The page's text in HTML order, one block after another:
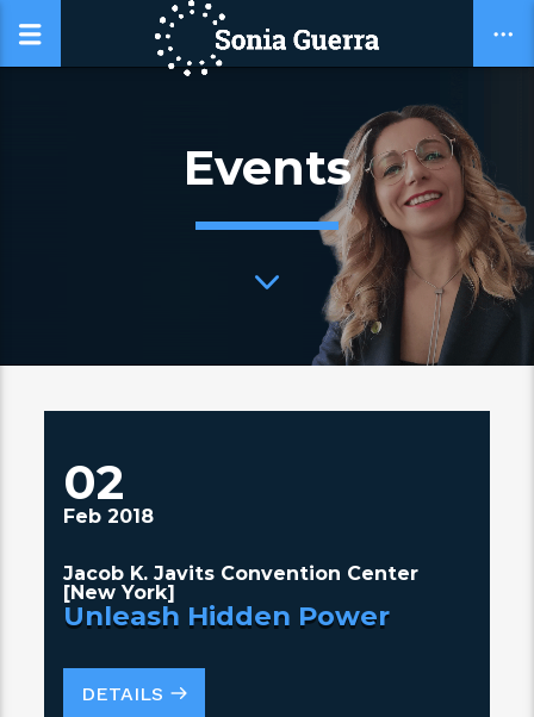
Events
02
Feb 2018
Jacob K. Javits Convention Center
[New York]
Unleash Hidden Power
DETAILS